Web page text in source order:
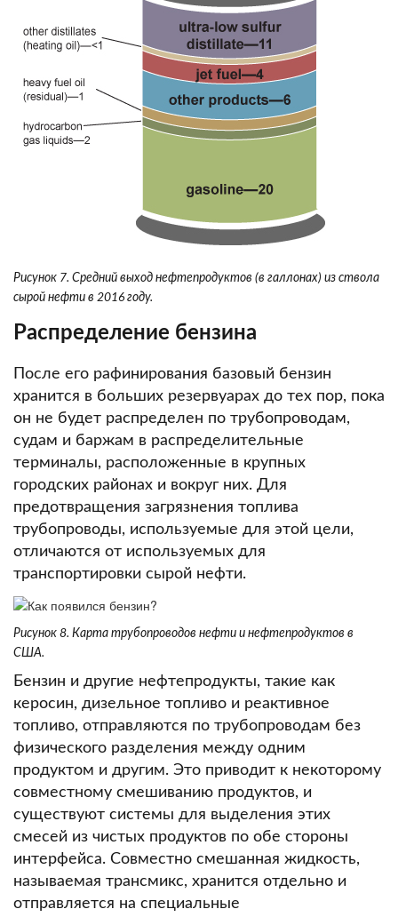
Рисунок 7. Средний выход нефтепродуктов (в галлонах) из ствола
сырой нефти в 2016 году.
Распределение бензина
После его рафинирования базовый бензин
хранится в больших резервуарах до тех пор, пока
он не будет распределен по трубопроводам,
судам и баржам в распределительные
терминалы, расположенные в крупных
городских районах и вокруг них. Для
предотвращения загрязнения топлива
трубопроводы, используемые для этой цели,
отличаются от используемых для
транспортировки сырой нефти.
Рисунок 8. Карта трубопроводов нефти и нефтепродуктов в
США.
Бензин и другие нефтепродукты, такие как
керосин, дизельное топливо и реактивное
топливо, отправляются по трубопроводам без
физического разделения между одним
продуктом и другим. Это приводит к некоторому
совместному смешиванию продуктов, и
существуют системы для выделения этих
смесей из чистых продуктов по обе стороны
интерфейса. Совместно смешанная жидкость,
называемая трансмикс, хранится отдельно и
отправляется на специальные